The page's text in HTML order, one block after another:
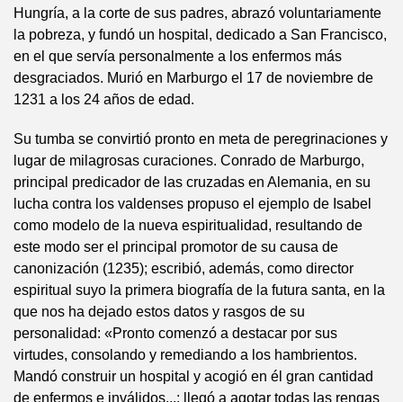
Hungría, a la corte de sus padres, abrazó voluntariamente
la pobreza, y fundó un hospital, dedicado a San Francisco,
en el que servía personalmente a los enfermos más
desgraciados. Murió en Marburgo el 17 de noviembre de
1231 a los 24 años de edad.
Su tumba se convirtió pronto en meta de peregrinaciones y
lugar de milagrosas curaciones. Conrado de Marburgo,
principal predicador de las cruzadas en Alemania, en su
lucha contra los valdenses propuso el ejemplo de Isabel
como modelo de la nueva espiritualidad, resultando de
este modo ser el principal promotor de su causa de
canonización (1235); escribió, además, como director
espiritual suyo la primera biografía de la futura santa, en la
que nos ha dejado estos datos y rasgos de su
personalidad: «Pronto comenzó a destacar por sus
virtudes, consolando y remediando a los hambrientos.
Mandó construir un hospital y acogió en él gran cantidad
de enfermos e inválidos...; llegó a agotar todas las rengas